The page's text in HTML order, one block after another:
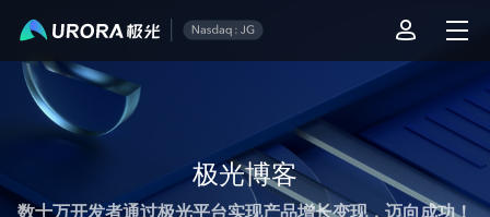
极光博客
数十万开发者通过极光平台实现产品增长变现，迈向成功！